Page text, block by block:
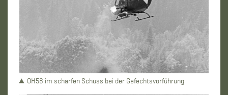
OH58 im scharfen Schuss bei der Gefechtsvorführung